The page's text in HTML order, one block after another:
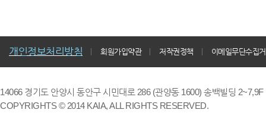
개인정보처리방침 회원가입약관 저작권정책 이메일무단수집
14066 경기도 안양시 동안구 시민대로 286 (관양동 1600) 송백빌딩
COPYRIGHTS © 2014 KAIA, ALL RIGHTS RESERVED.